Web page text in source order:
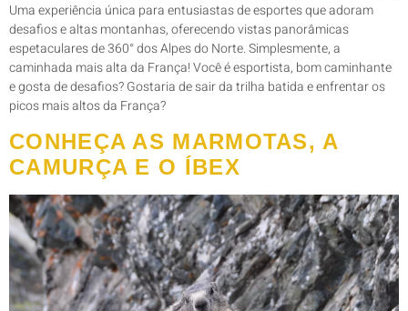
Uma experiência única para entusiastas de esportes que adoram
desafios e altas montanhas, oferecendo vistas panorâmicas
espetaculares de 360° dos Alpes do Norte. Simplesmente, a
caminhada mais alta da França! Você é esportista, bom caminhante
e gosta de desafios? Gostaria de sair da trilha batida e enfrentar os
picos mais altos da França?
CONHEÇA AS MARMOTAS, A
CAMURÇA E O ÍBEX